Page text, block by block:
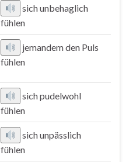
sich unbehaglich
fühlen
jemandem den Puls
fühlen
sich pudelwohl
fühlen
sich unpässlich
fühlen